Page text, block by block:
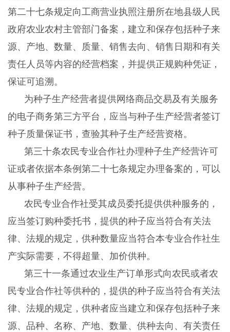
第二十七条规定向工商营业执照注册所在地县级人民
政府农业农村主管部门备案，建立和保存包括种子来
源、产地、数量、质量、销售去向、销售日期和有关
责任人员等内容的经营档案，并提供正规购种凭证，
保证可追溯。
为种子生产经营者提供网络商品交易及有关服务
的电子商务第三方平台，应当与种子生产经营者签订
种子质量保证书，查验其种子生产经营资格。
第三十条农民专业合作社办理种子生产经营许可
证或者依据本条例第二十七条规定办理备案的，可以
从事种子生产经营。
农民专业合作社受其成员委托提供供种服务的，
应当签订购种委托书，提供的种子应当符合有关法
律、法规的规定，供种数量应当符合本专业合作社生
产实际需要，不得超量、加价供种。
第三十一条通过农业生产订单形式向农民或者农
民专业合作社等供种的，提供的种子应当符合有关法
律、法规的规定，供种者应当建立和保存包括种子来
源、品种、名称、产地、数量、供种去向、有关责任